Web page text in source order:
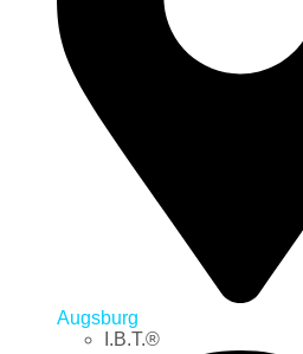
Augsburg
I.B.T.®